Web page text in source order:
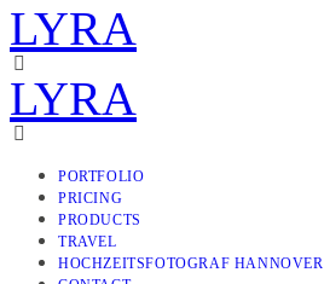
LYRA
LYRA
PORTFOLIO
PRICING
PRODUCTS
TRAVEL
HOCHZEITSFOTOGRAF HANNOVER